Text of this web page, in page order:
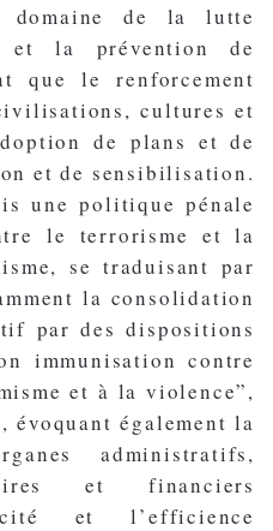
domaine de la lutte
et la prévention de
que le renforcement
cultures et
de plans et de
et de sensibilisation.
une politique pénale
le terrorisme et la
se traduisant par
la consolidation
par des dispositions
immunisation contre
et à la violence”,
également la
administratifs,
et financiers
et l’efficience